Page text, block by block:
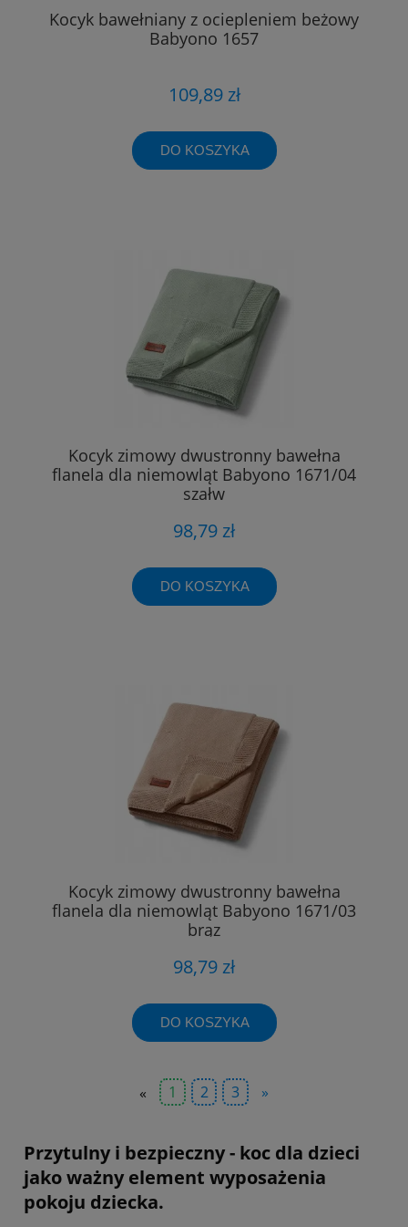
Kocyk bawełniany z ociepleniem beżowy
Babyono 1657
109,89 zł
DO KOSZYKA
Kocyk zimowy dwustronny bawełna
flanela dla niemowląt Babyono 1671/04
szałw
98,79 zł
DO KOSZYKA
Kocyk zimowy dwustronny bawełna
flanela dla niemowląt Babyono 1671/03
brąz
98,79 zł
DO KOSZYKA
« 1 2 3 »
Przytulny i bezpieczny - koc dla dzieci
jako ważny element wyposażenia
pokoju dziecka.